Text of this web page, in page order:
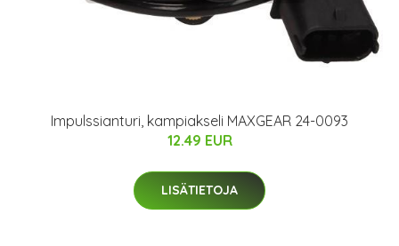
Impulssianturi, kampiakseli MAXGEAR 24-0093
12.49 EUR
LISÄTIETOJA